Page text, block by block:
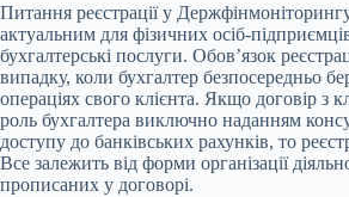
Питання реєстрації у
актуальним для фізичних осіб-
бухгалтерські послуги. Обов’язок
випадку, коли бухгалтер безпосередньо
операціях свого клієнта. Якщо договір з
роль бухгалтера виключно наданням
доступу до банківських рахунків, то
Все залежить від форми організації
прописаних у договорі.